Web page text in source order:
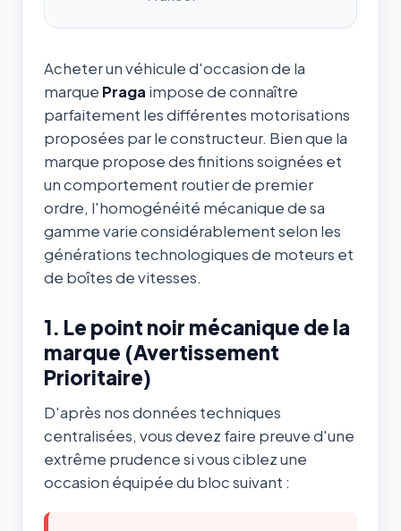
Acheter un véhicule d'occasion de la
marque Praga impose de connaître
parfaitement les différentes motorisations
proposées par le constructeur. Bien que la
marque propose des finitions soignées et
un comportement routier de premier
ordre, l'homogénéité mécanique de sa
gamme varie considérablement selon les
générations technologiques de moteurs et
de boîtes de vitesses.
1. Le point noir mécanique de la
marque (Avertissement
Prioritaire)
D'après nos données techniques
centralisées, vous devez faire preuve d'une
extrême prudence si vous ciblez une
occasion équipée du bloc suivant :